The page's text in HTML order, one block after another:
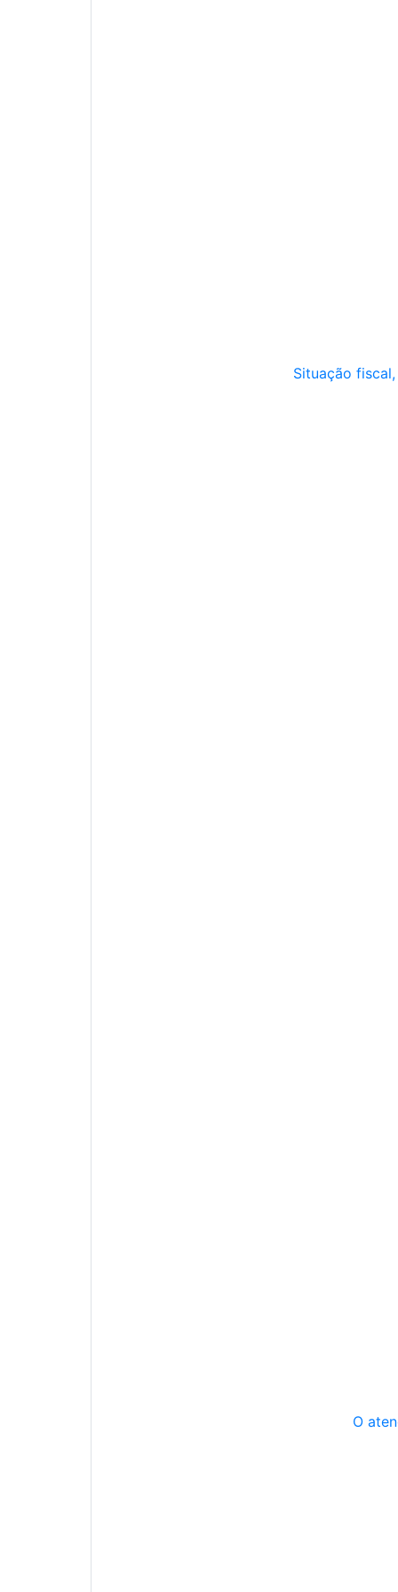
Situação
O